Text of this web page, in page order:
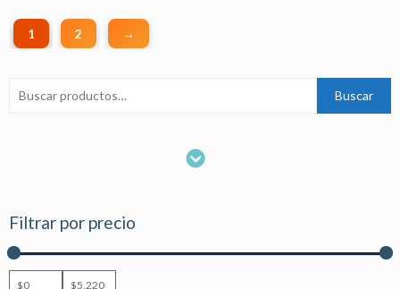
Buscar
por:
Buscar
Menu
Filtrar por precio
1 2 →